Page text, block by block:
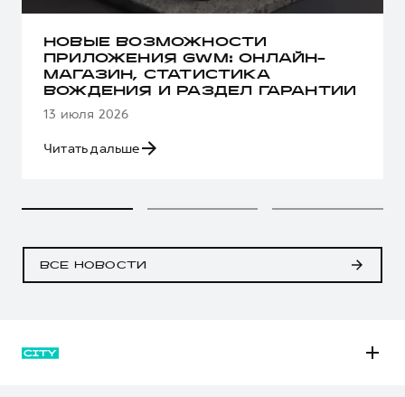
НОВЫЕ ВОЗМОЖНОСТИ
ПРИЛОЖЕНИЯ GWM: ОНЛАЙН-
МАГАЗИН, СТАТИСТИКА
ВОЖДЕНИЯ И РАЗДЕЛ ГАРАНТИИ
13 июля 2026
Читать дальше
ВСЕ НОВОСТИ